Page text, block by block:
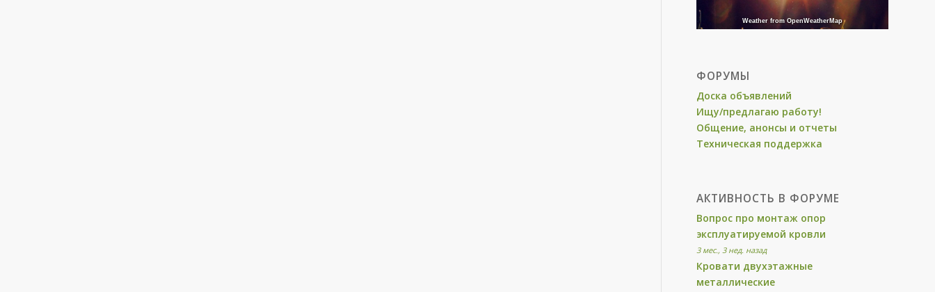
Weather from OpenWeatherMap
ФОРУМЫ
Доска объявлений
Ищу/предлагаю работу!
Общение, анонсы и отчеты
Техническая поддержка
АКТИВНОСТЬ В ФОРУМЕ
Вопрос про монтаж опор
эксплуатируемой кровли
3 мес., 3 нед. назад
Кровати двухэтажные
металлические